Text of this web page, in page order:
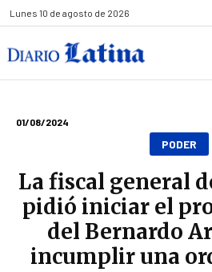
Lunes 10 de agosto de 2026
01/08/2024
PODER
La fiscal general
pidió iniciar el
del Bernardo
incumplir una